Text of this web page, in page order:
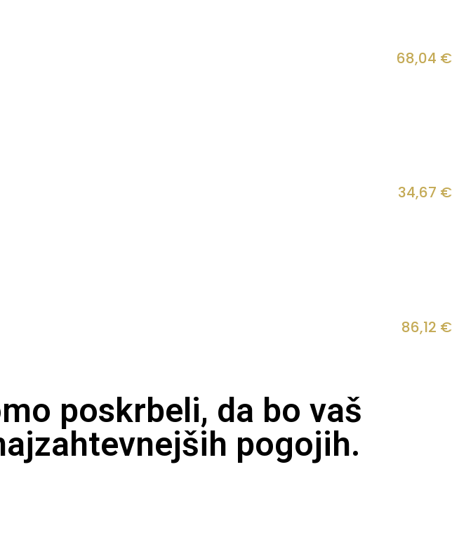
68,04 €
34,67 €
86,12 €
poskrbeli, da bo vaš
pogojih.